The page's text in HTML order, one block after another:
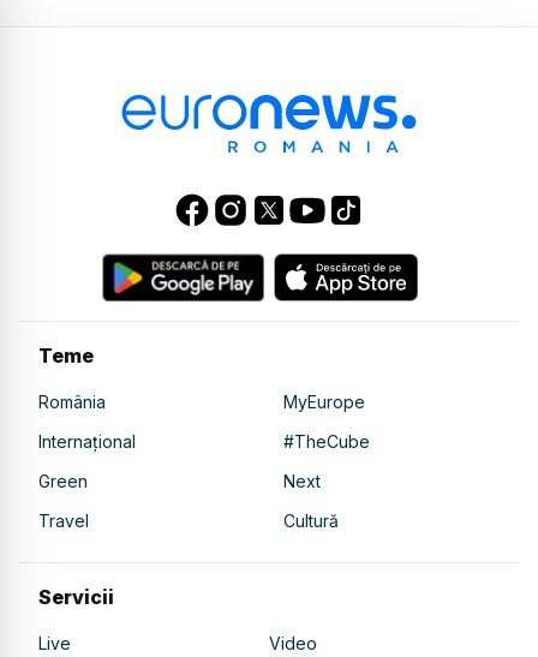
Teme
România
MyEurope
Internațional
#TheCube
Green
Next
Travel
Cultură
Servicii
Live Video